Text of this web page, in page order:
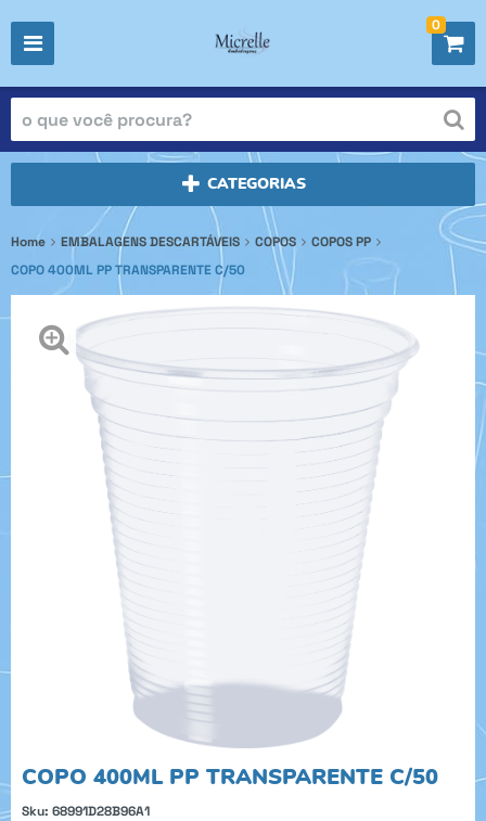
0
CATEGORIAS
Home EMBALAGENS DESCARTÁVEIS COPOS
COPOS PP
COPO 400ML PP TRANSPARENTE C/50
COPO 400ML PP TRANSPARENTE C/50
Sku: 68991D28B96A1